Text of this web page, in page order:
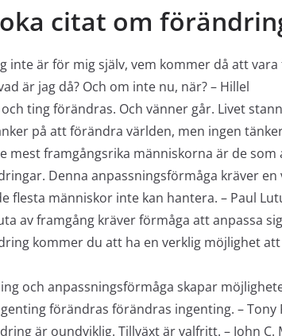
citat om
inte är för mig själv, vem kommer då att
är jag då? Och om inte nu, när? – Hillel
och ting förändras. Och vänner går. Livet
på att förändra världen, men ingen
mest framgångsrika människorna är de
Denna anpassningsförmåga kräver
flesta människor inte kan hantera. – Paul
av framgång kräver förmåga att anpassa
kommer du att ha en verklig möjlighet
och anpassningsförmåga skapar
förändras förändras ingenting. – Tony
är oundviklig. Tillväxt är valfritt. – John C.